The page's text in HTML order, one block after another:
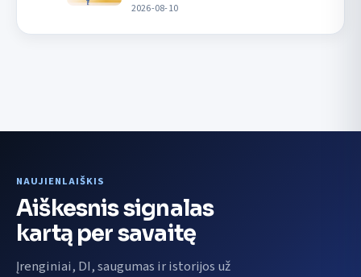
2026-08-10
NAUJIENLAIŠKIS
Aiškesnis signalas
kartą per savaitę
Įrenginiai, DI, saugumas ir istorijos už